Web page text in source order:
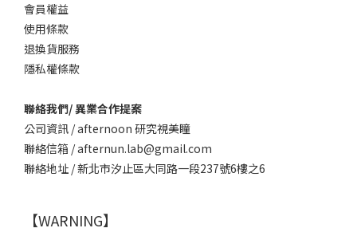
會員權益
使用條款
退換貨服務
隱私權條款
聯絡我們/ 異業合作提案
公司資訊 / afternoon 研究視美瞳
聯絡信箱 / afternun.lab@gmail.com
聯絡地址 / 新北市汐止區大同路一段237號6樓之6
【WARNING】